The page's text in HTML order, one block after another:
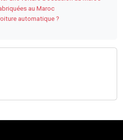
au Maroc
automatique ?